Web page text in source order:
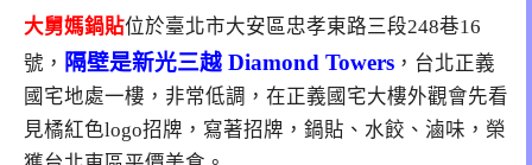
大舅媽鍋貼位於臺北市大安區忠孝東路三段248巷16
號， 隔壁是新光三越 Diamond Towers ，台北正義
國宅地處一樓，非常低調，在正義國宅大樓外觀會先看
見橘紅色logo招牌，寫著招牌，鍋貼、水餃、滷味，榮